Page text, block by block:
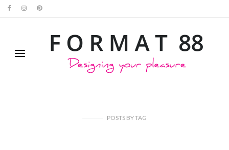
POSTS BYTAG